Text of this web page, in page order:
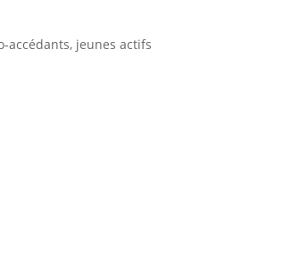
accédants, jeunes actifs